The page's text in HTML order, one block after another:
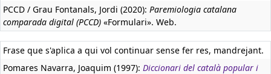
PCCD / Grau Fontanals, Jordi (2020): Paremiologia catalana
comparada digital (PCCD) «Formulari». Web.
Frase que s'aplica a qui vol continuar sense fer res, mandrejant.
Pomares Navarra, Joaquim (1997): Diccionari del català popular i